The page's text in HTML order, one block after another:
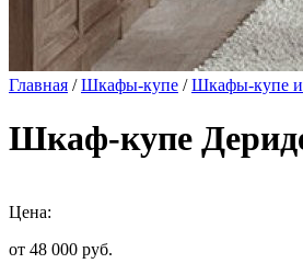
Главная /Шкафы-купе /Шкафы-купе
Шкаф-купе
Цена:
от 48 000 руб.